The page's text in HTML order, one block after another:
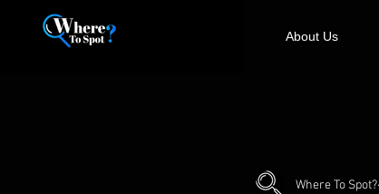
About Us
Where To Spot?